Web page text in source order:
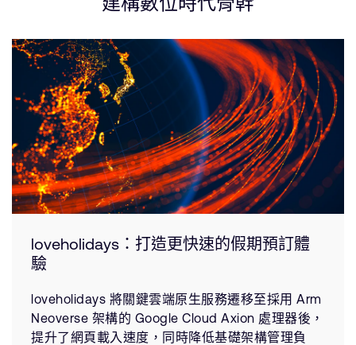
loveholidays：打造更快速的假期預訂體
驗
loveholidays 將關鍵雲端原生服務遷移至採用 Arm
Neoverse 架構的 Google Cloud Axion 處理器後，
提升了網頁載入速度，同時降低基礎架構管理負